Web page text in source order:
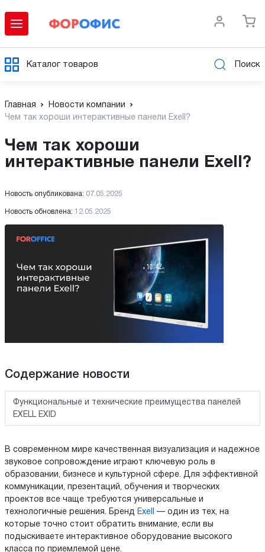
Каталог товаров Поиск
Главная
Новости компании
Чем так хороши интерактивные панели Exell?
Чем так хороши
интерактивные панели Exell?
Новость опубликована: 07.05.2025
Новость обновлена: 12.05.2025
Содержание новости
Функциональные и технические преимущества панелей
EXELL EXID
В современном мире качественная визуализация и надежное
звуковое сопровождение играют ключевую роль в
образовании, бизнесе и культурной сфере. Для эффективной
коммуникации, презентаций, обучения и творческих
проектов все чаще требуются универсальные и
технологичные решения. Бренд Exell
— один из тех, на
которые точно стоит обратить внимание, если вы
подыскиваете интерактивное оборудование высокого
класса по приемлемой цене.